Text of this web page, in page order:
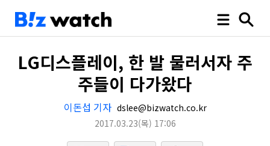
LG디스플레이, 한 발 물러서자 주
주들이 다가왔다
이돈섭 기자 dslee@bizwatch.co.kr
2017.03.23(목) 17:06